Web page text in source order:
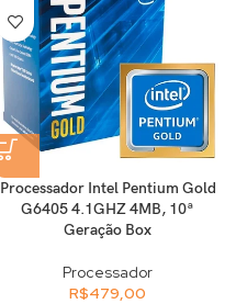
Processador Intel Pentium Gold
G6405 4.1GHZ 4MB, 10ª
Geração Box
Processador
R$479,00